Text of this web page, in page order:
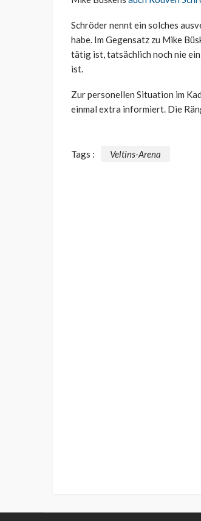
Schröder nennt ein solches
habe. Im Gegensatz zu Mike
tätig ist, tatsächlich noch nie
ist.
Zur personellen Situation im
einmal extra informiert. Die
Tags : Veltins-Arena